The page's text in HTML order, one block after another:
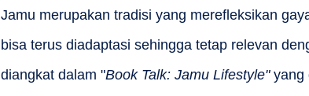
Jamu merupakan tradisi yang merefleksikan
bisa terus diadaptasi sehingga tetap relevan
diangkat dalam "Book Talk: Jamu Lifestyle"yang